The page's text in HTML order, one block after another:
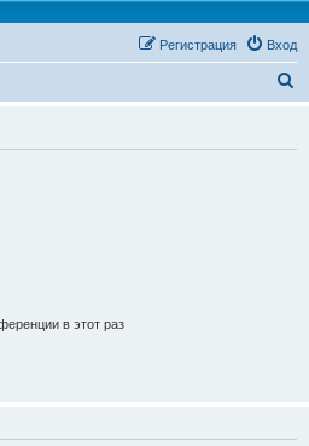
Вход
Регистрация
в этот раз